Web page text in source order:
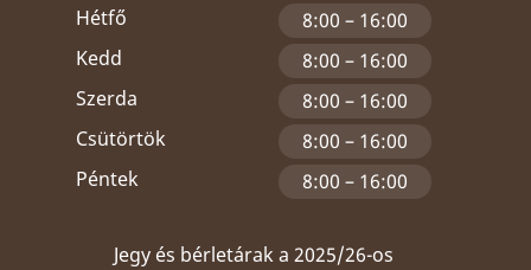
Hétfő
8:00 – 16:00
Kedd
8:00 – 16:00
Szerda
8:00 – 16:00
Csütörtök
8:00 – 16:00
Péntek
8:00 – 16:00
Jegy és bérletárak a 2025/26-os